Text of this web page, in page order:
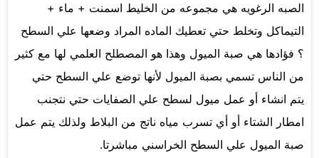
الصبه الرغويه هي مجموعه من الخليط اسمنت + ماء +
التيماكل وتخلط حتي تعطيك الماده المراد وضعها علي السطح
؟ فؤادها هي صبة الميول وهذا هو المصطلح العلمي لها مع كثير
من الناس تسمي بصبة الميول لأنها توضع علي السطح حتي
يتم انشاء أو عمل ميول لسطح علي الصفايات حتي نتجنب
امطار الشتاء أو أي تسرب مياه ناتج من البلاط ولذلك يتم عمل
صبة الميول علي السطح الخراسني مباشرتا.